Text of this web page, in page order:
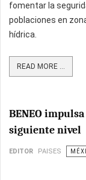
fomentar la
poblaciones en
hídrica.
READ MORE ...
BENEO
siguiente nivel
EDITOR PAISES